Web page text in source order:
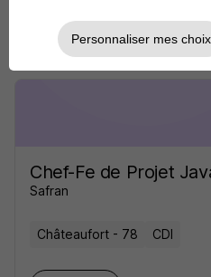
Voir l’offre
Chef-Fe de Projet
Safran
Châteaufort - 78 CDI
Personnaliser mes choix